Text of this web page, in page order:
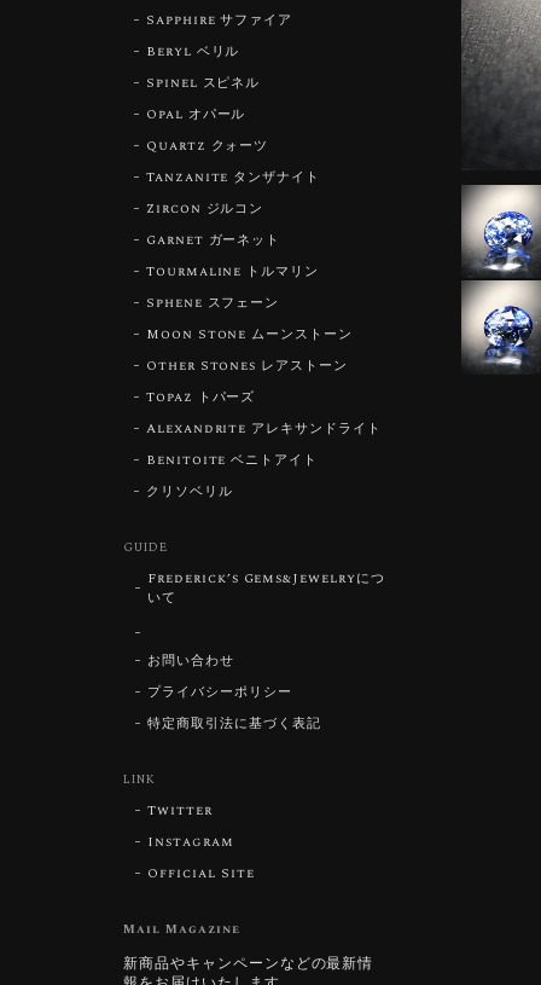
Sapphire サファイア
Beryl ベリル
Spinel スピネル
Opal オパール
Quartz クォーツ
Tanzanite タンザナイト
Zircon ジルコン
Garnet ガーネット
Tourmaline トルマリン
Sphene スフェーン
Moon Stone ムーンストーン
Other Stones レアストーン
Topaz トパーズ
Alexandrite アレキサンドライト
Benitoite ベニトアイト
クリソベリル
GUIDE
Frederick’s Gems&Jewelryにつ
いて
お問い合わせ
プライバシーポリシー
特定商取引法に基づく表記
LINK
Twitter
Instagram
Official Site
Mail Magazine
新商品やキャンペーンなどの最新情